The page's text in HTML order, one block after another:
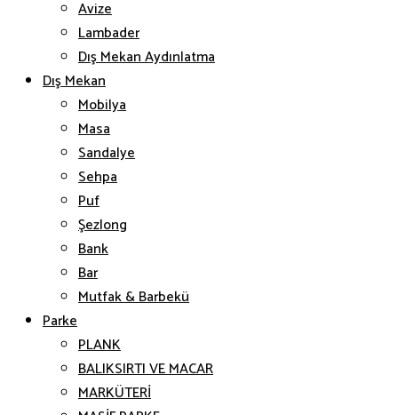
Avize
Lambader
Dış Mekan Aydınlatma
Dış Mekan
Mobilya
Masa
Sandalye
Sehpa
Puf
Şezlong
Bank
Bar
Mutfak & Barbekü
Parke
PLANK
BALIKSIRTI VE MACAR
MARKÜTERİ